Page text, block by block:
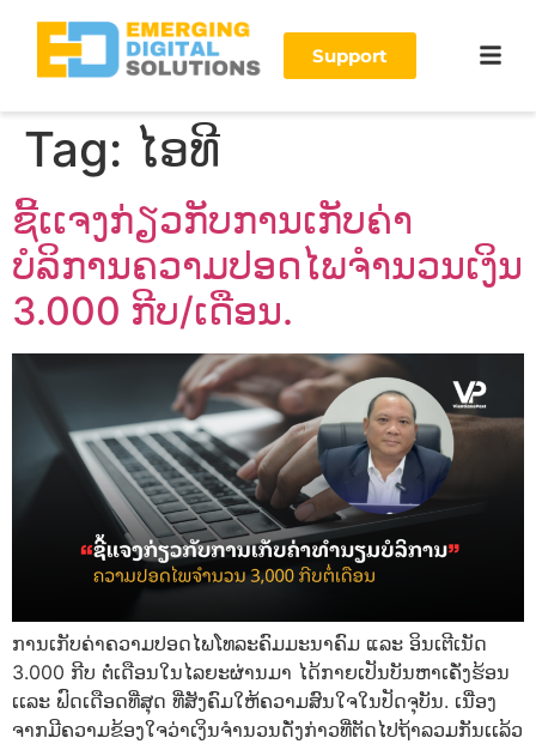
Support
Tag: ໄອທີ
ຊີ້ເເຈງກ່ຽວກັບການເກັບຄ່າ
ບໍລິການຄວາມປອດໄພຈໍານວນເງິນ
3.000 ກີບ/ເດືອນ.
ການເກັບຄ່າຄວາມປອດໄພໂທລະຄົມມະນາຄົມ ແລະ ອິນເຕີເນັດ
3.000 ກີບ ຕໍ່ເດືອນໃນໄລຍະຜ່ານມາ ໄດ້ກາຍເປັນບັນຫາເຄັ່ງຮ້ອນ
ເເລະ ຟົດເດືອດທີ່ສຸດ ທີ່ສັງຄົມໃຫ້ຄວາມສົນໃຈໃນປັດຈຸບັນ. ເນື່ອງ
ຈາກມີຄວາມຂ້ອງໃຈວ່າເງິນຈໍານວນດັ່ງກ່າວທີ່ຕັດໄປຖ້າລວມກັນເເລ້ວ